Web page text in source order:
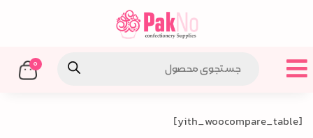
0
[yith_woocompare_table]